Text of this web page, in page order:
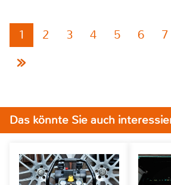
1 2 3 4 5 6 7
Das könnte Sie auch